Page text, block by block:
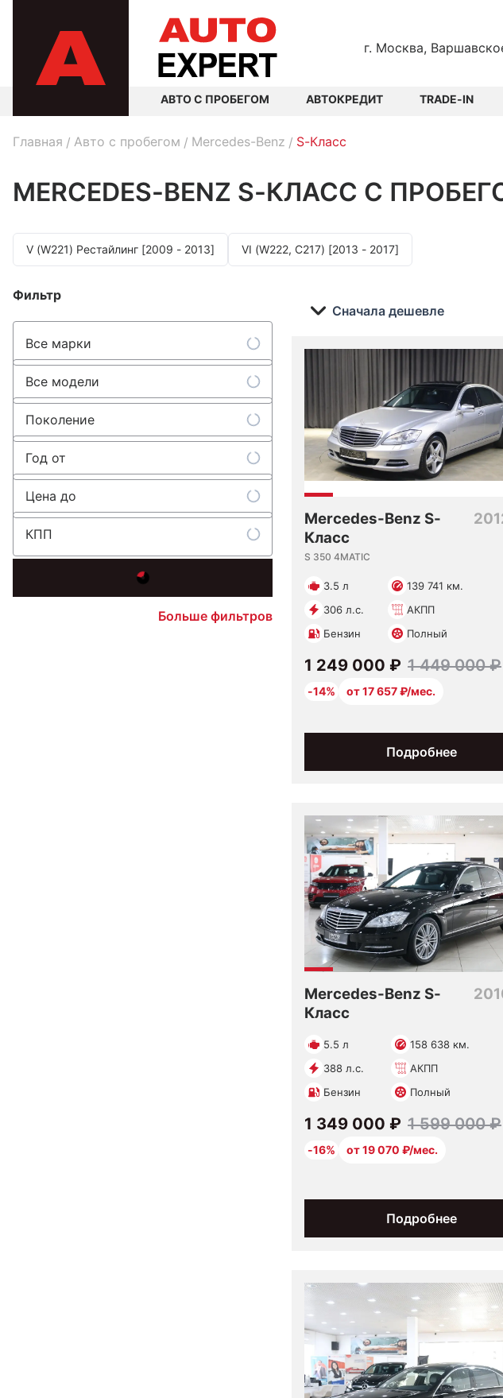
г. Москва,
АВТО С ПРОБЕГОМ АВТОКРЕДИТ TRADE-IN
Главная Авто с пробегом Mercedes-Benz S-Класс
MERCEDES-BENZ S-КЛАСС С
V (W221) Рестайлинг [2009 - 2013] VI (W222, C217) [2013 - 2017]
Фильтр
Все марки
Все модели
Поколение
Год от
Цена до
КПП
Больше фильтров
Сначала дешевле
Mercedes-Benz S-
Класс
S 350 4MATIC
3.5 л
139 741 км.
306 л.с.
АКПП
Бензин
Полный
Подробнее
1 249 000 ₽ 1 449 000 ₽
-14% от 17 657 ₽/мес.
Mercedes-Benz S-
Класс
5.5 л
158 638 км.
388 л.с.
АКПП
Бензин
Полный
Подробнее
1 349 000 ₽ 1 599 000 ₽
-16% от 19 070 ₽/мес.